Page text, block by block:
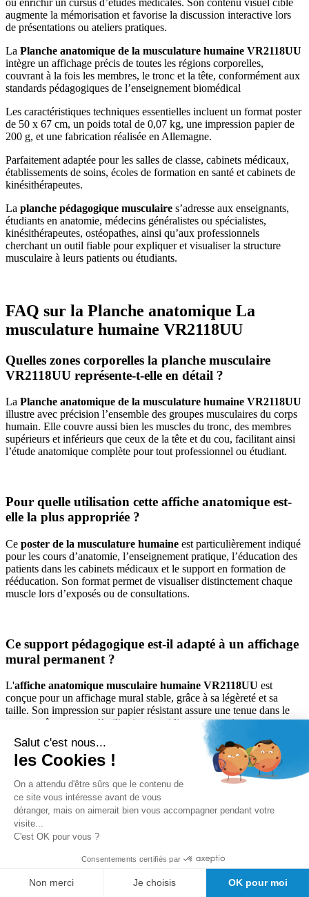
augmente la mémorisation et favorise la discussion interactive lors
de présentations ou ateliers pratiques.
La Planche anatomique de la musculature humaine VR2118UU
intègre un affichage précis de toutes les régions corporelles,
couvrant à la fois les membres, le tronc et la tête, conformément aux
standards pédagogiques de l’enseignement biomédical
Les caractéristiques techniques essentielles incluent un format poster
de 50 x 67 cm, un poids total de 0,07 kg, une impression papier de
200 g, et une fabrication réalisée en Allemagne.
Parfaitement adaptée pour les salles de classe, cabinets médicaux,
établissements de soins, écoles de formation en santé et cabinets de
kinésithérapeutes.
La planche pédagogique musculaire s’adresse aux enseignants,
étudiants en anatomie, médecins généralistes ou spécialistes,
kinésithérapeutes, ostéopathes, ainsi qu’aux professionnels
cherchant un outil fiable pour expliquer et visualiser la structure
musculaire à leurs patients ou étudiants.
FAQ sur la Planche anatomique La
musculature humaine VR2118UU
Quelles zones corporelles la planche musculaire
VR2118UU représente-t-elle en détail ?
La Planche anatomique de la musculature humaine VR2118UU
illustre avec précision l’ensemble des groupes musculaires du corps
humain. Elle couvre aussi bien les muscles du tronc, des membres
supérieurs et inférieurs que ceux de la tête et du cou, facilitant ainsi
l’étude anatomique complète pour tout professionnel ou étudiant.
Pour quelle utilisation cette affiche anatomique est-
elle la plus appropriée ?
Ce poster de la musculature humaine est particulièrement indiqué
pour les cours d’anatomie, l’enseignement pratique, l’éducation des
patients dans les cabinets médicaux et le support en formation de
rééducation. Son format permet de visualiser distinctement chaque
muscle lors d’exposés ou de consultations.
Ce support pédagogique est-il adapté à un affichage
mural permanent ?
L'affiche anatomique musculaire humaine VR2118UU est
conçue pour un affichage mural stable, grâce à sa légèreté et sa
taille. Son impression sur papier résistant assure une tenue dans le
temps, même en cas d’utilisation quotidienne en environnement
Quels professionnels utilisent généralement ce type
de planche anatomique ?
Laplanche anatomique musculaire humaine
privilégié par les professeurs d’anatomie, les kinésithérapeutes, les
médecins, les ostéopathes, ainsi que les étudiants du secteur médical
ou paramédical désirant approfondir leur connaissance de la
structure musculaire.
Salut c'est nous...
les Cookies !
On a attendu d'être sûrs que le contenu de
ce site vous intéresse avant de vous
déranger, mais on aimerait bien vous accompagner pendant votre
visite...
C'est OK pour vous ?
Consentements certifiés par
Non merci Je choisis OK pour moi